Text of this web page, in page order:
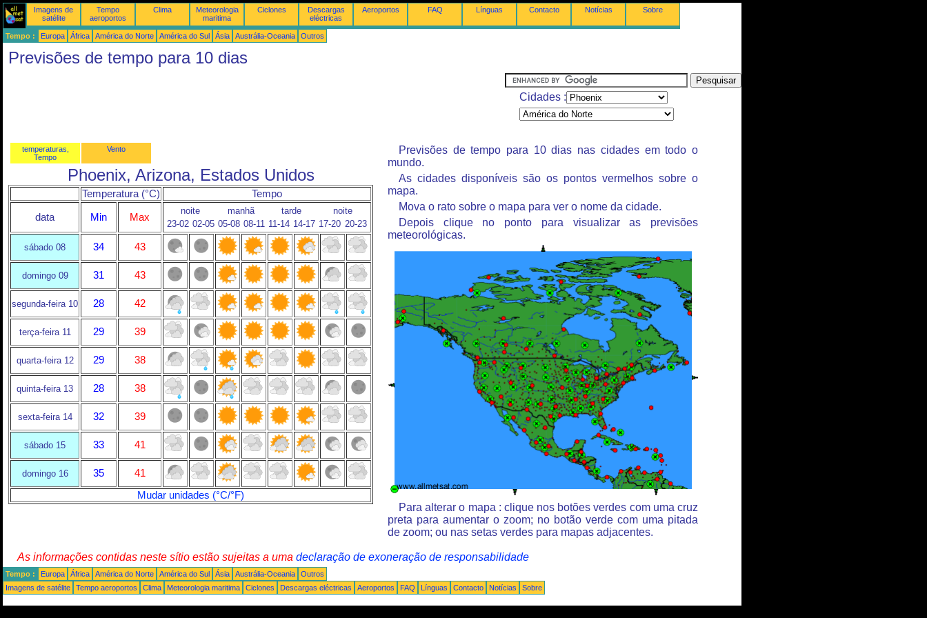
Imagens de
satélite
Tempo
aeroportos
Clima
Meteorologia
maritima
Ciclones
Descargas
eléctricas
Aeroportos FAQ Línguas Contacto Notícias Sobre
Tempo : Europa África América do Norte América do Sul Ásia Austrália-Oceania Outros
Previsões de tempo para 10 dias
Cidades :
temperaturas,
Tempo
Vento
Phoenix, Arizona, Estados Unidos
Temperatura (°C) Tempo
data Min Max
noite manhã tarde
noite
23-02 02-05 05-08 08-11 11-14 14-17 17-20 20-23
sábado 08 34 43
domingo 09 31 43
segunda-feira 10 28 42
terça-feira 11 29 39
quarta-feira 12 29 38
quinta-feira 13 28 38
sexta-feira 14 32 39
sábado 15 33 41
domingo 16 35
41
Mudar unidades (°C/°F)
Previsões de tempo para 10 dias nas cidades em todo o
mundo.
As cidades disponíveis são os pontos vermelhos sobre o
mapa.
Mova o rato sobre o mapa para ver o nome da cidade.
Depois clique no ponto para visualizar as previsões
meteorológicas.
Para alterar o mapa : clique nos botões verdes com uma cruz
preta para aumentar o zoom; no botão verde com uma pitada
de zoom; ou nas setas verdes para mapas adjacentes.
As informações contidas neste sítio estão sujeitas a uma declaração de exoneração de responsabilidade
Tempo : Europa África América do Norte América do Sul Ásia Austrália-Oceania
Outros
Imagens de satélite
Tempo aeroportos Clima Meteorologia maritima Ciclones Descargas eléctricas Aeroportos FAQ Línguas Contacto Notícias Sobre